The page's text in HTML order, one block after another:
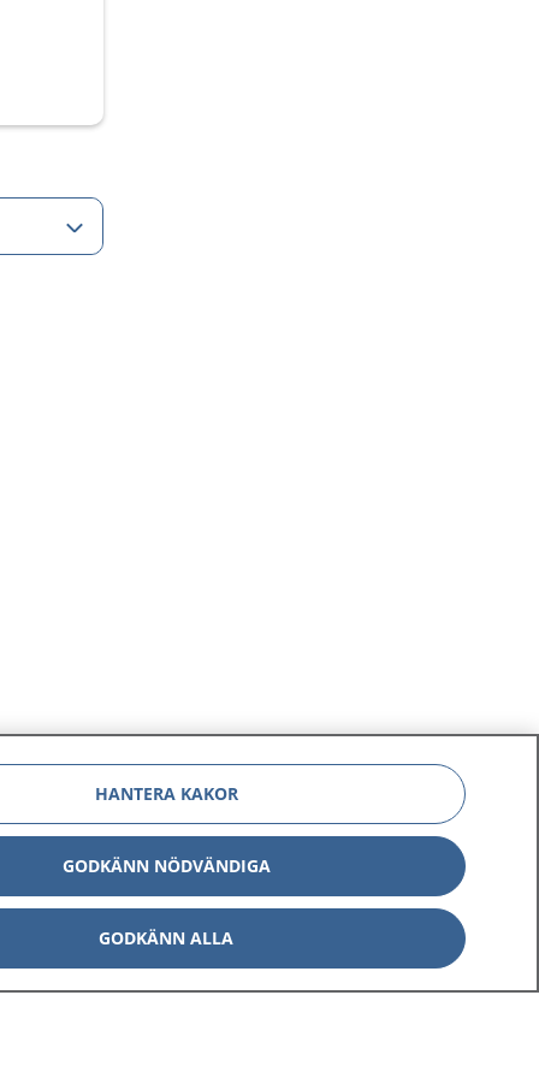
HANTERA KAKOR
GODKÄNN NÖDVÄNDIGA
GODKÄNN ALLA